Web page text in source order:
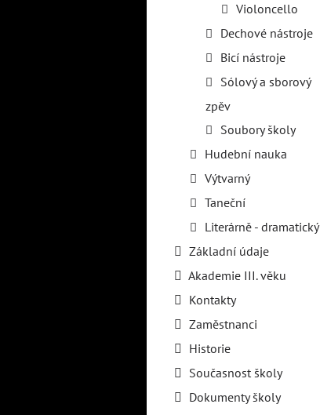
Violoncello
Dechové nástroje
Bicí nástroje
Sólový a sborový
zpěv
Soubory školy
Hudební nauka
Výtvarný
Taneční
Literárně - dramatický
Základní údaje
Akademie III. věku
Kontakty
Zaměstnanci
Historie
Současnost školy
Dokumenty školy